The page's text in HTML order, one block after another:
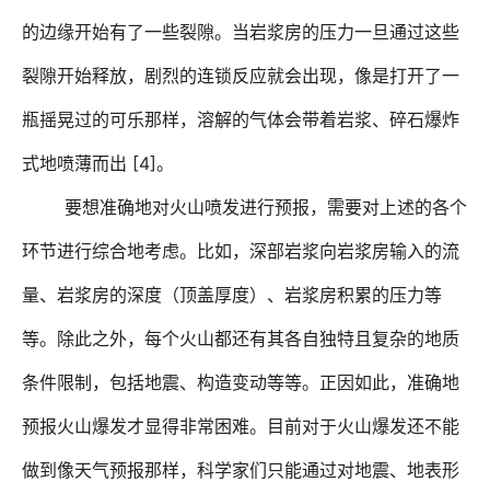
的边缘开始有了一些裂隙。当岩浆房的压力一旦通过这些
裂隙开始释放，剧烈的连锁反应就会出现，像是打开了一
瓶摇晃过的可乐那样，溶解的气体会带着岩浆、碎石爆炸
式地喷薄而出 [4]。
要想准确地对火山喷发进行预报，需要对上述的各个
环节进行综合地考虑。比如，深部岩浆向岩浆房输入的流
量、岩浆房的深度（顶盖厚度）、岩浆房积累的压力等
等。除此之外，每个火山都还有其各自独特且复杂的地质
条件限制，包括地震、构造变动等等。正因如此，准确地
预报火山爆发才显得非常困难。目前对于火山爆发还不能
做到像天气预报那样，科学家们只能通过对地震、地表形